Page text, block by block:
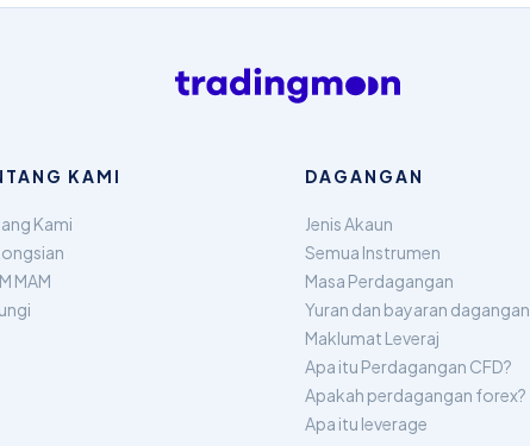
KAMI
Kami
MAM
DAGANGAN
Jenis Akaun
Semua Instrumen
Masa Perdagangan
Yuran dan bayaran dagangan
Maklumat Leveraj
Apa itu Perdagangan CFD?
Apakah perdagangan forex?
Apa itu leverage